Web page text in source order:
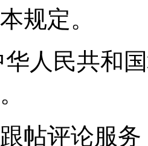
规定。
人民共和
帖评论服